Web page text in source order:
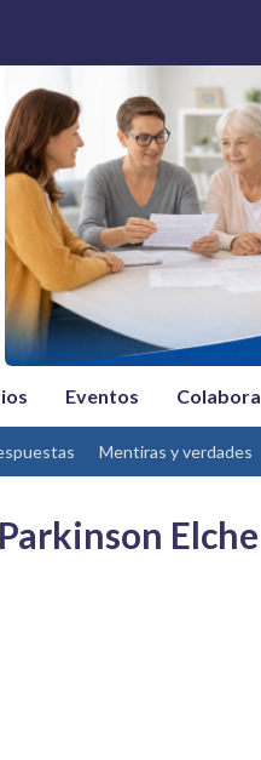
Eventos Colabora
Mentiras y verdades
Elche